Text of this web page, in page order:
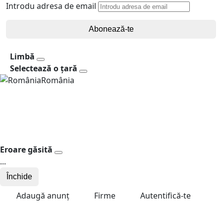
Introdu adresa de email
Abonează-te
Limbă
Selectează o țară
România
Eroare găsită
...
Închide
Adaugă anunț Firme Autentifică-te